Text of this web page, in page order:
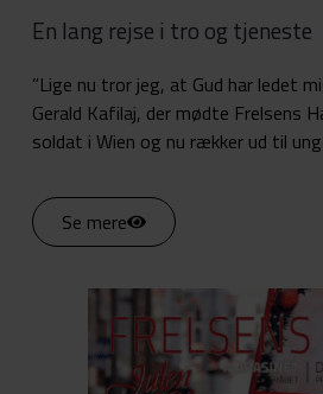
En lang rejse i tro og tjeneste
”Lige nu tror jeg, at Gud har ledet
Gerald Kafilaj, der mødte Frelsens
soldat i Wien og nu rækker ud til
Se mere